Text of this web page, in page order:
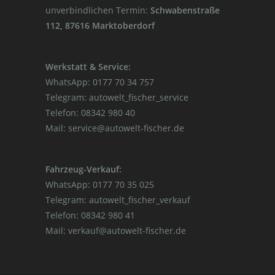
unverbindlichen Termin: Schwabenstraße
112, 87616 Marktoberdorf
Werkstatt & Service:
WhatsApp: 0177 70 34 757
Telegram: autowelt_fischer_service
Telefon: 08342 980 40
Mail: service@autowelt-fischer.de
Fahrzeug-Verkauf:
WhatsApp: 0177 70 35 025
Telegram: autowelt_fischer_verkauf
Telefon: 08342 980 41
Mail: verkauf@autowelt-fischer.de